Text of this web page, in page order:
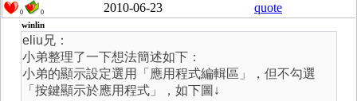
0 0 2010-06-23 quote
winlin
eliu兄：
小弟整理了一下想法簡述如下：
小弟的顯示設定選用「應用程式編輯區」，但不勾選
「按鍵顯示於應用程式」，如下圖↓